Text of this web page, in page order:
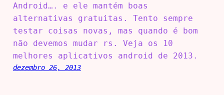
Android…. e ele mantém boas
alternativas gratuitas. Tento sempre
testar coisas novas, mas quando é bom
não devemos mudar rs. Veja os 10
melhores aplicativos android de 2013.
dezembro 26, 2013